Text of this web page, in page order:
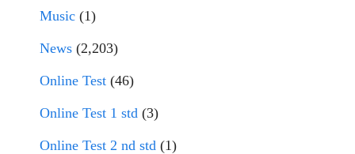
Music (1)
News (2,203)
Online Test (46)
Online Test 1 std (3)
Online Test 2 nd std (1)